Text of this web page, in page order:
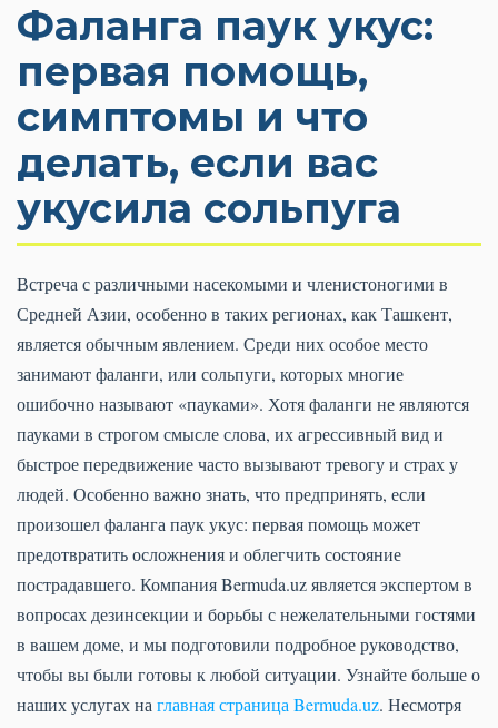
Фаланга паук укус:
первая помощь,
симптомы и что
делать, если вас
укусила сольпуга
Встреча с различными насекомыми и членистоногими в
Средней Азии, особенно в таких регионах, как Ташкент,
является обычным явлением. Среди них особое место
занимают фаланги, или сольпуги, которых многие
ошибочно называют «пауками». Хотя фаланги не являются
пауками в строгом смысле слова, их агрессивный вид и
быстрое передвижение часто вызывают тревогу и страх у
людей. Особенно важно знать, что предпринять, если
произошел фаланга паук укус: первая помощь может
предотвратить осложнения и облегчить состояние
пострадавшего. Компания Bermuda.uz является экспертом в
вопросах дезинсекции и борьбы с нежелательными гостями
в вашем доме, и мы подготовили подробное руководство,
чтобы вы были готовы к любой ситуации. Узнайте больше о
наших услугах наглавная страница Bermuda.uz. Несмотря